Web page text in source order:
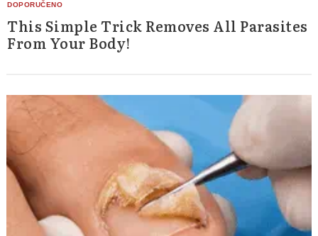
This Simple Trick Removes All Parasites
From Your Body!